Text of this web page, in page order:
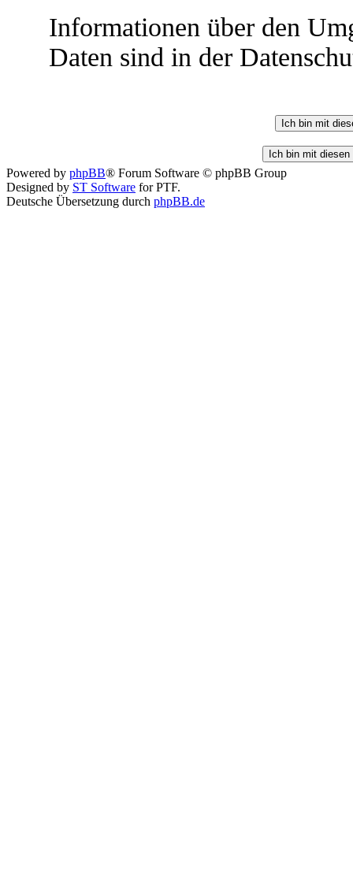
Informationen über den
Daten sind in der
Powered by phpBB® Forum Software © phpBB Group
Designed by ST Software for PTF.
Deutsche Übersetzung durch phpBB.de